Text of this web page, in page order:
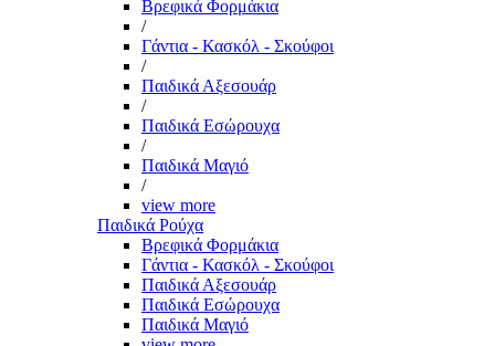
Βρεφικά Φορμάκια
/
Γάντια - Κασκόλ - Σκούφοι
/
Παιδικά Αξεσουάρ
/
Παιδικά Εσώρουχα
/
Παιδικά Μαγιό
/
view more
Παιδικά Ρούχα
Βρεφικά Φορμάκια
Γάντια - Κασκόλ - Σκούφοι
Παιδικά Αξεσουάρ
Παιδικά Εσώρουχα
Παιδικά Μαγιό